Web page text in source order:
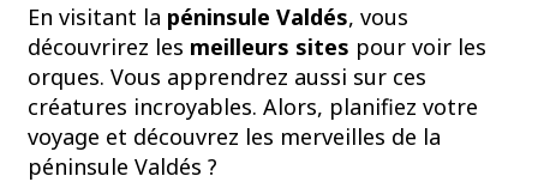
En visitant la péninsule Valdés, vous
découvrirez les meilleurs sites pour voir les
orques. Vous apprendrez aussi sur ces
créatures incroyables. Alors, planifiez votre
voyage et découvrez les merveilles de la
péninsule Valdés ?